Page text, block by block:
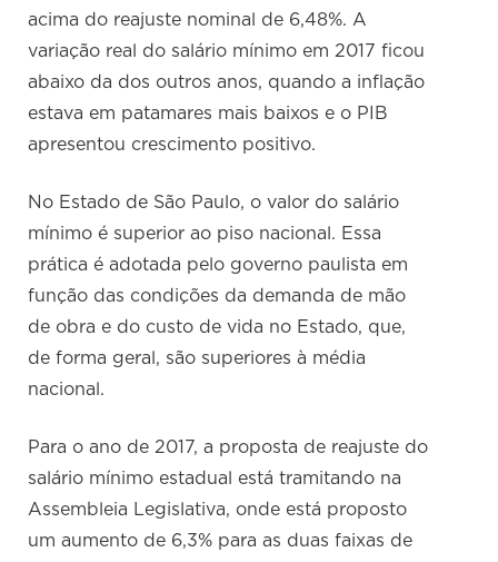
acima do reajuste nominal de 6,48%. A
variação real do salário mínimo em 2017 ficou
abaixo da dos outros anos, quando a inflação
estava em patamares mais baixos e o PIB
apresentou crescimento positivo.
No Estado de São Paulo, o valor do salário
mínimo é superior ao piso nacional. Essa
prática é adotada pelo governo paulista em
função das condições da demanda de mão
de obra e do custo de vida no Estado, que,
de forma geral, são superiores à média
nacional.
Para o ano de 2017, a proposta de reajuste do
salário mínimo estadual está tramitando na
Assembleia Legislativa, onde está proposto
um aumento de 6,3% para as duas faixas de